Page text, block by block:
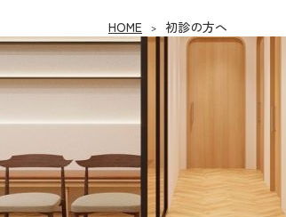
HOME 初診の方へ